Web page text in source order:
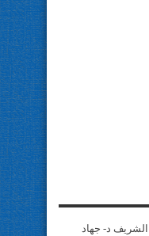
الشريف د- جهاد